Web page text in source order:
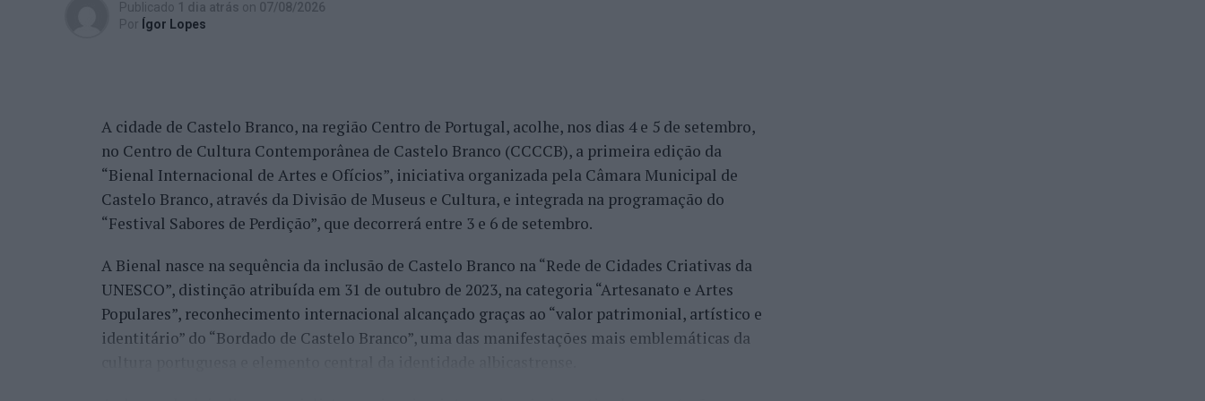
edição, ambos alcançando os quartos de final. Torres assinou um dos resultados mais
Já Jaime Faria venceu o peruano Gonzalo Bueno e o neerlandês Botic van de Zandschulp,
alcançando também os quartos de final, onde acabou eliminado pelo italiano Luciano
Darderi, num encontro decidido em três sets.
Nuno Borges, principal representante nacional no quadro principal, iniciou a participação
segunda ronda pelo argentino Román Andrés Burruchaga, num encontro disputado em três
sets.
Henrique Rocha e Frederico Ferreira Silva despediram-se na ronda inaugural. Rocha foi
afastado pelo espanhol Pedro Martínez, enquanto Ferreira Silva discutiu a passagem à
Publicado 1 dia atrás on 07/08/2026
Por Ígor Lopes
A cidade de Castelo Branco, na região Centro de Portugal, acolhe, nos dias 4 e 5 de setembro,
no Centro de Cultura Contemporânea de Castelo Branco (CCCCB), a primeira edição da
“Bienal Internacional de Artes e Ofícios”, iniciativa organizada pela Câmara Municipal de
Castelo Branco, através da Divisão de Museus e Cultura, e integrada na programação do
“Festival Sabores de Perdição”, que decorrerá entre 3 e 6 de setembro.
A Bienal nasce na sequência da inclusão de Castelo Branco na “Rede de Cidades Criativas da
UNESCO”, distinção atribuída em 31 de outubro de 2023, na categoria “Artesanato e Artes
Populares”, reconhecimento internacional alcançado graças ao “valor patrimonial, artístico e
identitário” do “Bordado de Castelo Branco”, uma das manifestações mais emblemáticas da